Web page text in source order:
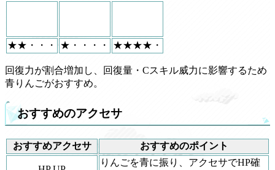
★★・・・ ★・・・・ ★★★★・
回復力が割合増加し、回復量・Cスキル威力に影響するため
青りんごがおすすめ。
おすすめのアクセサ
おすすめアクセサ おすすめのポイント
りんごを青に振り、アクセサでHP確